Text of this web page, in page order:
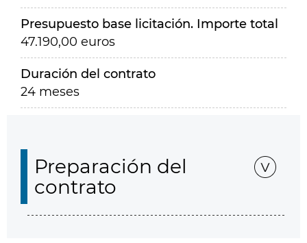
Presupuesto base licitación. Importe total
47.190,00 euros
Duración del contrato
24 meses
Preparación del
contrato